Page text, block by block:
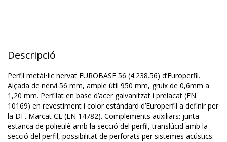
Descripció
Perfil metàl•lic nervat EUROBASE 56 (4.238.56) d’Europerfil.
Alçada de nervi 56 mm, ample útil 950 mm, gruix de 0,6mm a
1,20 mm. Perfilat en base d’acer galvanitzat i prelacat (EN
10169) en revestiment i color estàndard d’Europerfil a definir per
la DF. Marcat CE (EN 14782). Complements auxiliars: junta
estanca de polietilè amb la secció del perfil, translúcid amb la
secció del perfil, possibilitat de perforats per sistemes acústics.